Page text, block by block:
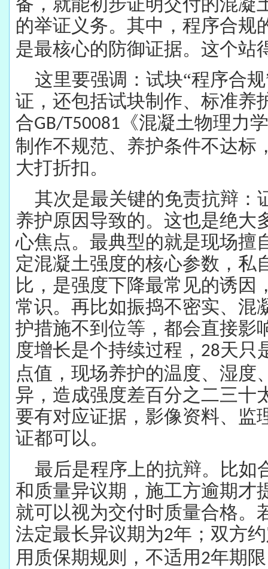
的举证义务。其中，程序合规
是最核心的防御证据。这个站
这里要强调：试块“程序合
证，还包括试块制作、标准养
合GB/T50081 《混凝土物理力
制作不规范、养护条件不达标
大打折扣。
其次是最关键的免责抗辩：
养护原因导致的。这也是绝大
心焦点。最典型的就是现场
定混凝土强度的核心参数，私
比，是强度下降最常见的诱因
常识。再比如振捣不密实、混
护措施不到位等，都会直接影
度增长是个持续过程， 28天只
点值，现场养护的温度、湿度
异，造成强度差百分之二三十
要有对应证据，影像资料、监
证都可以。
最后是程序上的抗辩。比如
和质量异议期，施工方逾期才
就可以视为交付时质量合格。
法定最长异议期为2年；双方
用质保期规则，不适用2年期